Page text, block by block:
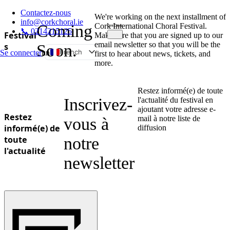
Contactez-nous
info@corkchoral.ie
📞 0214215125
Se connecterun
French
Danish
German
Greek
Estonian
Polish
Portuguese
Festival
s
Coming
Soon.
We're working on the next installment of
Cork International Choral Festival.
Make sure that you are signed up to our
email newsletter so that you will be the
first to hear about news, tickets, and
more.
Restez
informé(e) de
toute
l'actualité
Inscrivez-
vous à
notre
newsletter
Restez informé(e) de toute
l'actualité du festival en
ajoutant votre adresse e-
mail à notre liste de
diffusion